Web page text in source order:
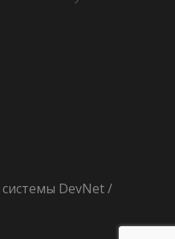
DevNet /